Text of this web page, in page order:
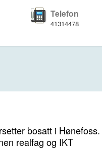
Telefon
41314478
bosatt i
realfag og IKT